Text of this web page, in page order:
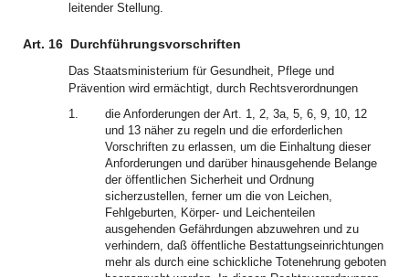
leitender Stellung.
Art. 16 Durchführungsvorschriften
Das Staatsministerium für Gesundheit, Pflege und
Prävention wird ermächtigt, durch Rechtsverordnungen
1.
die Anforderungen der Art. 1, 2, 3a, 5, 6, 9, 10, 12
und 13 näher zu regeln und die erforderlichen
Vorschriften zu erlassen, um die Einhaltung dieser
Anforderungen und darüber hinausgehende Belange
der öffentlichen Sicherheit und Ordnung
sicherzustellen, ferner um die von Leichen,
Fehlgeburten, Körper- und Leichenteilen
ausgehenden Gefährdungen abzuwehren und zu
verhindern, daß öffentliche Bestattungseinrichtungen
mehr als durch eine schickliche Totenehrung geboten